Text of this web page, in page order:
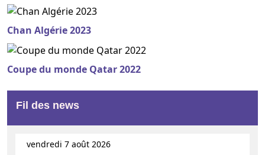
Chan Algérie 2023
Coupe du monde Qatar 2022
Fil des news
vendredi 7 août 2026